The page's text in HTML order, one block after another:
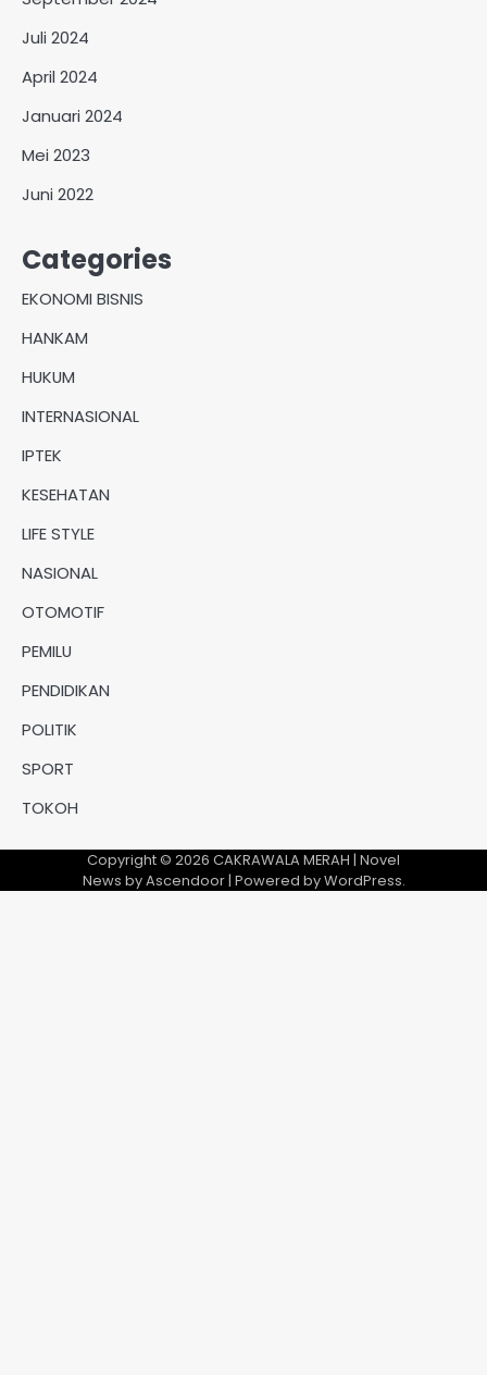
Juli 2024
April 2024
Januari 2024
Mei 2023
Juni 2022
Categories
EKONOMI BISNIS
HANKAM
HUKUM
INTERNASIONAL
IPTEK
KESEHATAN
LIFE STYLE
NASIONAL
OTOMOTIF
PEMILU
PENDIDIKAN
POLITIK
SPORT
TOKOH
Copyright © 2026 CAKRAWALA MERAH | Novel
News byAscendoor| Powered byWordPress.